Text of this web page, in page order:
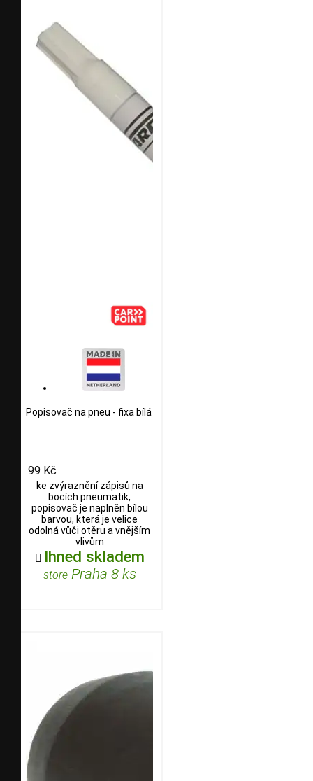
Popisovač na pneu - fixa bílá
99 Kč
ke zvýraznění zápisů na
bocích pneumatik,
popisovač je naplněn bílou
barvou, která je velice
odolná vůči otěru a vnějším
vlivům
 Ihned skladem
storePraha 8 ks